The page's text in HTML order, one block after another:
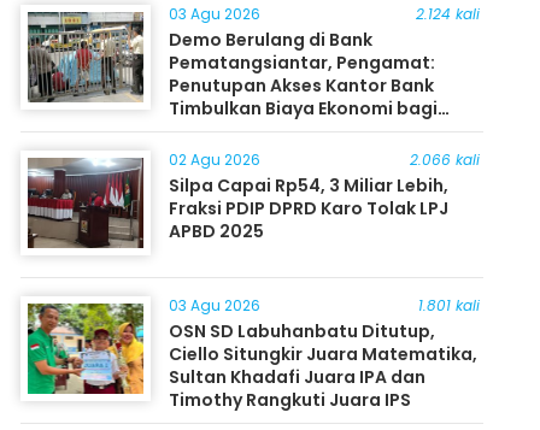
03 Agu 2026 2.124 kali
Demo Berulang di Bank
Pematangsiantar, Pengamat:
Penutupan Akses Kantor Bank
Timbulkan Biaya Ekonomi bagi
Masyarakat
02 Agu 2026 2.066 kali
Silpa Capai Rp54, 3 Miliar Lebih,
Fraksi PDIP DPRD Karo Tolak LPJ
APBD 2025
03 Agu 2026 1.801 kali
OSN SD Labuhanbatu Ditutup,
Ciello Situngkir Juara Matematika,
Sultan Khadafi Juara IPA dan
Timothy Rangkuti Juara IPS